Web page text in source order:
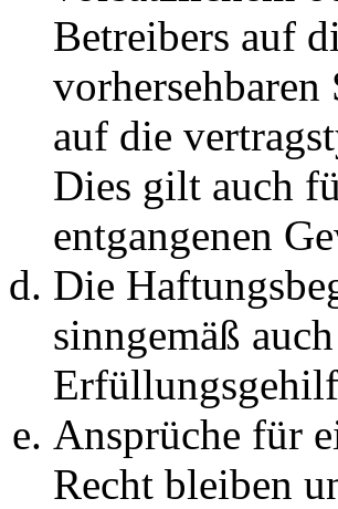
Betreibers auf
auf die
Dies gilt auch
entgangenen
Die
sinngemäß
Ansprüche für
Recht bleiben